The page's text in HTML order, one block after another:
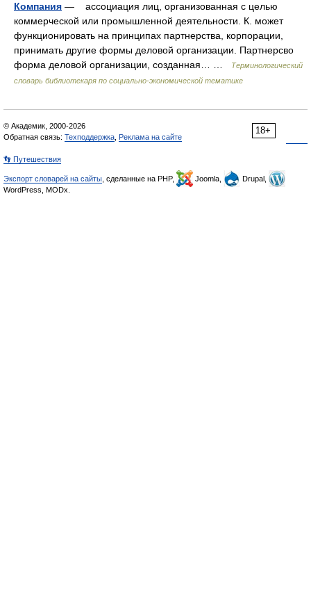
Компания — ассоциация лиц, организованная с целью
коммерческой или промышленной деятельности. К. может
функционировать на принципах партнерства, корпорации,
принимать другие формы деловой организации. Партнерсво
форма деловой организации, созданная… …
Терминологический
словарь библиотекаря по социально-экономической тематике
18+
© Академик, 2000-2026
Обратная связь: Техподдержка Реклама на сайте
👣 Путешествия
Экспорт словарей на сайты , сделанные на PHP, Joomla,
Drupal,
WordPress, MODx.